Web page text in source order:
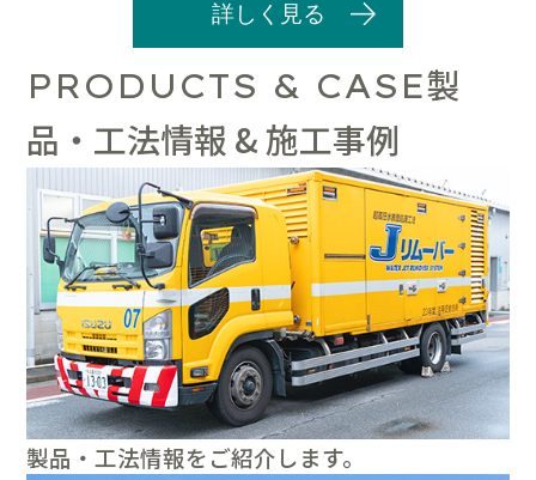
詳しく見る
PRODUCTS & CASE製
品・工法情報 & 施工事例
製品・工法情報をご紹介します。